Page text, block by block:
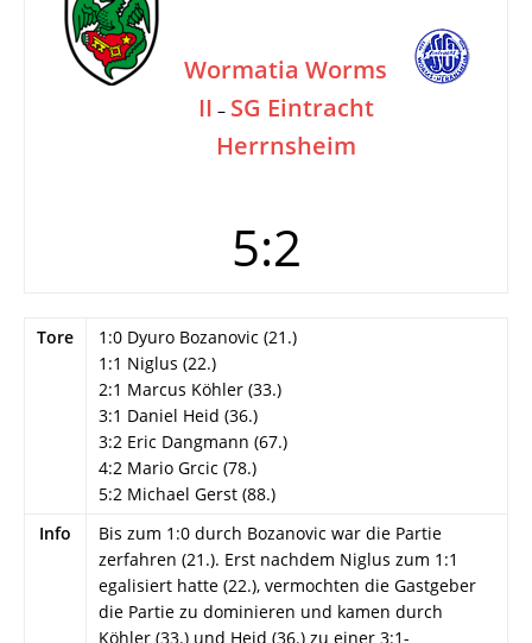
Wormatia Worms
II – SG Eintracht
Herrnsheim
5:2
Tore
1:0 Dyuro Bozanovic (21.)
1:1 Niglus (22.)
2:1 Marcus Köhler (33.)
3:1 Daniel Heid (36.)
3:2 Eric Dangmann (67.)
4:2 Mario Grcic (78.)
5:2 Michael Gerst (88.)
Info
Bis zum 1:0 durch Bozanovic war die Partie
zerfahren (21.). Erst nachdem Niglus zum 1:1
egalisiert hatte (22.), vermochten die Gastgeber
die Partie zu dominieren und kamen durch
Köhler (33.) und Heid (36.) zu einer 3:1-